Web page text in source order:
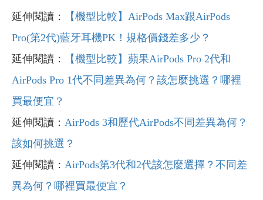
延伸閱讀：
【機型比較】AirPods Max跟AirPods
Pro(第2代)藍牙耳機PK！規格價錢差多少？
延伸閱讀：
【機型比較】蘋果AirPods Pro 2代和
AirPods Pro 1代不同差異為何？該怎麼挑選？哪裡
買最便宜？
延伸閱讀： AirPods 3和歷代AirPods不同差異為何？
該如何挑選？
延伸閱讀： AirPods第3代和2代該怎麼選擇？不同差
異為何？哪裡買最便宜？